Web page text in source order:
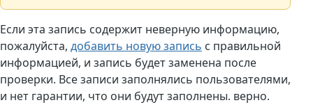
Если эта запись содержит неверную информацию,
пожалуйста, добавить новую запись с правильной
информацией, и запись будет заменена после
проверки. Все записи заполнялись пользователями,
и нет гарантии, что они будут заполнены. верно.